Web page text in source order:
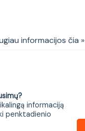
black
informacijos čia »
informaciją
penktadienio